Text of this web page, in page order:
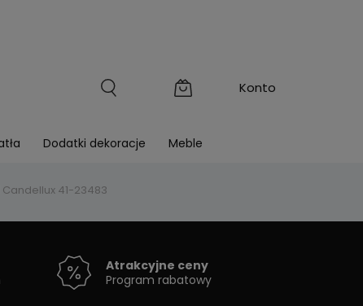
Dodatki dekoracje Meble
| Candellux 41-23483
Atrakcyjne ceny
Program rabatowy